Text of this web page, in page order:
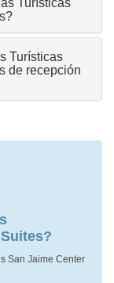
Turísticas
Turísticas
de recepción
San Jaime Center